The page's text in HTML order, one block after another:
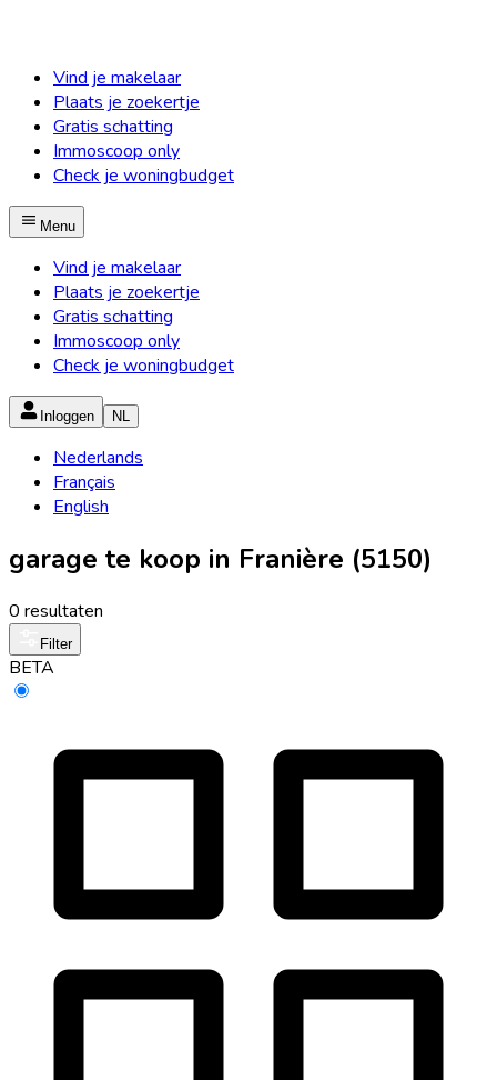
Vind je makelaar
Plaats je zoekertje
Gratis schatting
Immoscoop only
Check je woningbudget
Menu
Vind je makelaar
Plaats je zoekertje
Gratis schatting
Immoscoop only
Check je woningbudget
Inloggen NL
Nederlands
Français
English
garage te koop in Franière (5150)
0 resultaten
Filter
BETA